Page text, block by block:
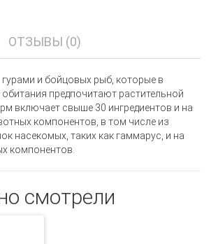
ОТЗЫВЫ (0)
и бойцовых рыб, которые в
обитания предпочитают растительной
включает свыше 30 ингредиентов и на
компонентов, в том числе из
насекомых, таких как гаммарус, и на
компонентов.
смотрели